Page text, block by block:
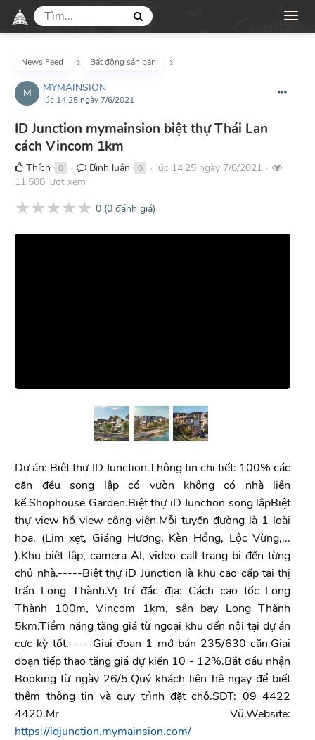
News Feed Bất động sản bán
M MYMAINSION
lúc 14:25 ngày 7/6/2021
ID Junction mymainsion biệt thự Thái Lan
cách Vincom 1km
Thích 0 ● Bình luận 0 ● lúc 14:25 ngày 7/6/2021 ●
11,508 lượt xem
★★★★★ 0 (0 đánh giá)
Dự án: Biệt thự ID Junction.Thông tin chi tiết: 100% các
căn đều song lập có vườn không có nhà liên
kế.Shophouse Garden.Biệt thự iD Junction song lậpBiệt
thự view hồ view công viên.Mỗi tuyến đường là 1 loài
hoa. (Lim xẹt, Giáng Hương, Kèn Hồng, Lộc Vừng,...
).Khu biệt lập, camera AI, video call trang bị đến từng
chủ nhà.-----Biệt thự iD Junction là khu cao cấp tại thị
trấn Long Thành.Vị trí đắc địa: Cách cao tốc Long
Thành 100m, Vincom 1km, sân bay Long Thành
5km.Tiềm năng tăng giá từ ngoại khu đến nội tại dự án
cực kỳ tốt.-----Giai đoạn 1 mở bán 235/630 căn.Giai
đoạn tiếp thao tăng giá dự kiến 10 - 12%.Bắt đầu nhận
Booking từ ngày 26/5.Quý khách liên hệ ngay để biết
thêm thông tin và quy trình đặt chỗ.SDT: 09 4422
4420.Mr Vũ.Website:
https://idjunction.mymainsion.com/